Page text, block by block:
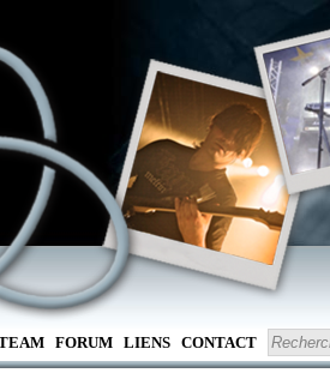
FORUM LIENS CONTACT